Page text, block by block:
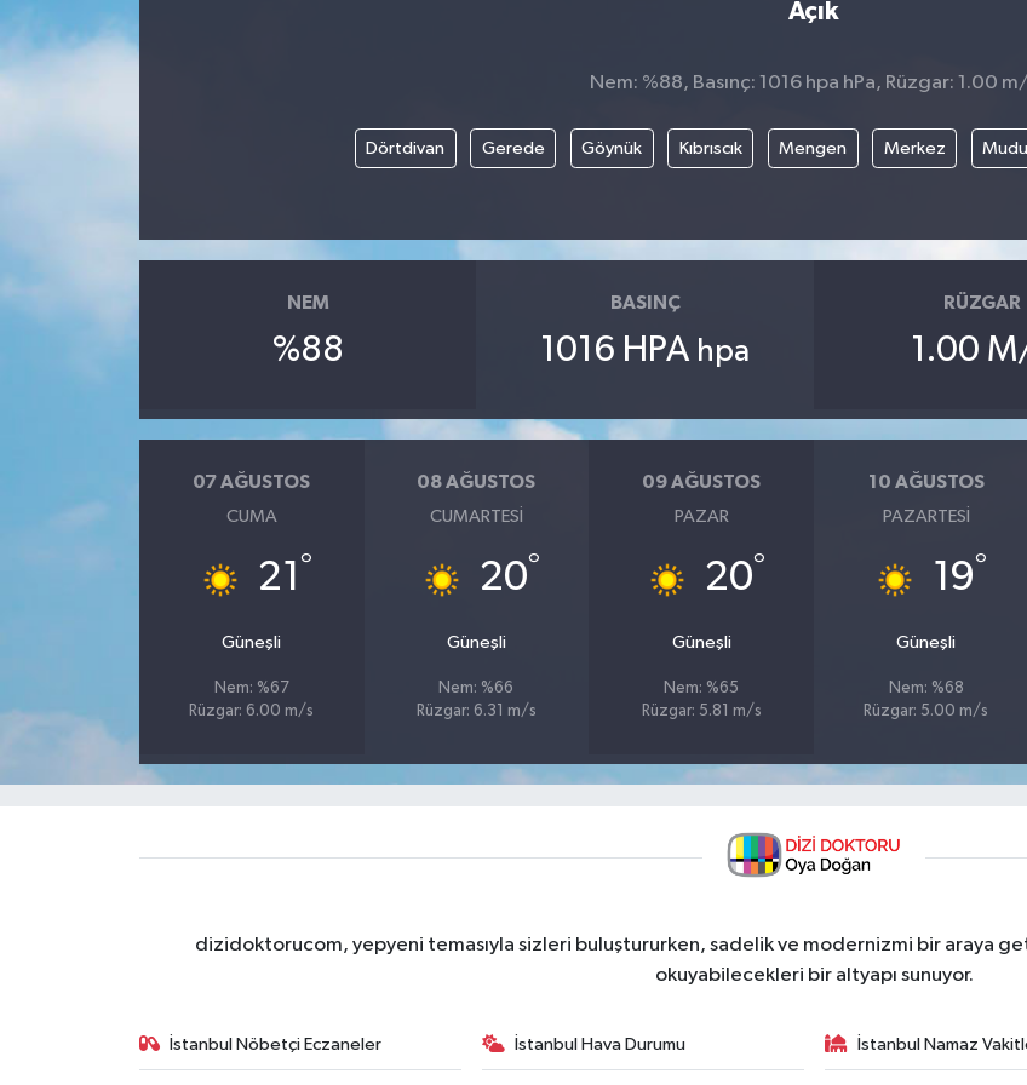
Açık
Nem: %88, Basınç: 1016 hpa hPa, Rüzgar: 1.00
Dörtdivan Gerede Göynük Kıbrıscık Mengen Merkez
NEM
%88
BASINÇ
1016 HPA hpa
RÜZGAR
1.00
07 AĞUSTOS
CUMA
21 °
Güneşli
Nem: %67
Rüzgar: 6.00 m/s
08 AĞUSTOS
CUMARTESI
20°
Güneşli
Nem: %66
Rüzgar: 6.31 m/s
09 AĞUSTOS
PAZAR
20°
Güneşli
Nem: %65
Rüzgar: 5.81 m/s
10 AĞUSTOS
PAZARTESI
19°
Güneşli
Nem: %68
Rüzgar: 5.00 m/s
dizidoktorucom, yepyeni temasıyla sizleri buluştururken, sadelik ve modernizmi bir araya
okuyabilecekleri bir altyapı sunuyor.
İstanbul Nöbetçi Eczaneler İstanbul Hava Durumu İstanbul Namaz